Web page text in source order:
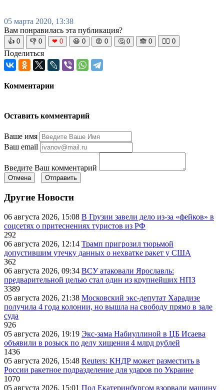
05 марта 2020, 13:38
Вам понравилась эта публикация?
👍 0 👎 0 ❤ 0 😆 0 😡 0 🤔 0 🙈 0 🧘‍♀️ 0
Поделиться
Комментарии
Оставить комментарий
Ваше имя
Ваш email
Введите Ваш комментарий
Отмена Отправить
Другие Новости
06 августа 2026, 15:08 В Грузии завели дело из-за «фейков» в
соцсетях о притеснениях туристов из РФ
292
06 августа 2026, 12:14 Трамп пригрозил тюрьмой
допустившим утечку данных о нехватке ракет у США
362
06 августа 2026, 09:34 ВСУ атаковали Ярославль:
предварительной целью стал один из крупнейших НПЗ
3389
05 августа 2026, 21:38 Московский экс-депутат Харадизе
получила 4 года колонии, но вышла на свободу прямо в зале
суда
926
05 августа 2026, 19:19 Экс-зама Набиуллиной в ЦБ Исаева
объявили в розыск по делу хищения 4 млрд рублей
1436
05 августа 2026, 15:48 Reuters: КНДР может разместить в
России ракетное подразделение для ударов по Украине
1070
05 августа 2026, 15:01 Под Екатеринбургом взорвали машину